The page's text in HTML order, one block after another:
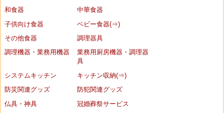
和食器
中華食器
子供向け食器
ベビー食器(⇒)
その他食器
調理器具
調理機器・業務用機器
業務用厨房機器・調理器
具
システムキッチン
キッチン収納(⇒)
防災関連グッズ
防犯関連グッズ
仏具・神具
冠婚葬祭サービス